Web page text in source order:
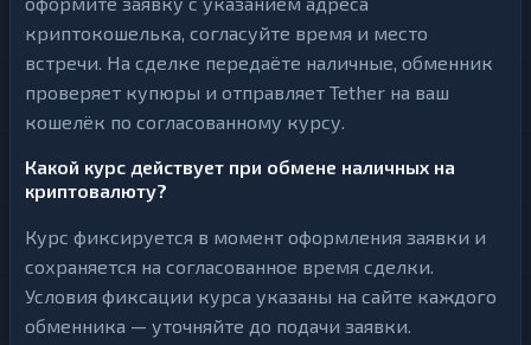
криптокошелька, согласуйте время и место
встречи. На сделке передаёте наличные, обменник
проверяет купюры и отправляет Tether на ваш
кошелёк по согласованному курсу.
Какой курс действует при обмене наличных на
криптовалюту?
Курс фиксируется в момент оформления заявки и
сохраняется на согласованное время сделки.
Условия фиксации курса указаны на сайте каждого
обменника — уточняйте до подачи заявки.